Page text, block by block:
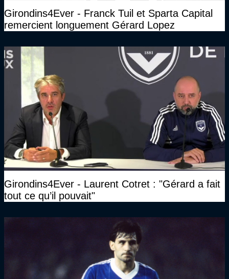
Girondins4Ever - Franck Tuil et Sparta Capital
remercient longuement Gérard Lopez
Girondins4Ever - Laurent Cotret : "Gérard a fait
tout ce qu’il pouvait"